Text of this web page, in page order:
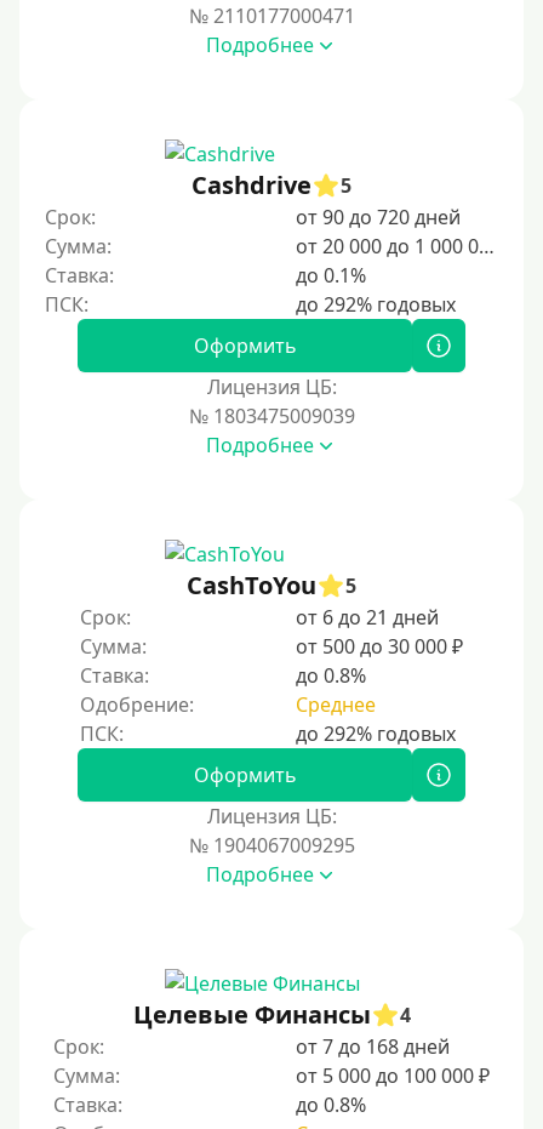
№ 2110177000471
Подробнее
Cashdrive
5
Срок:
от 90 до 720 дней
Сумма:
от 20 000 до 1 000 000 ₽
Ставка:
до 0.1%
Оформить
Лицензия ЦБ:
№ 1803475009039
Подробнее
CashToYou
5
Срок:
от 6 до 21 дней
Сумма:
от 500 до 30 000 ₽
Ставка:
до 0.8%
Одобрение:
Среднее
Оформить
Лицензия ЦБ:
№ 1904067009295
Подробнее
Целевые Финансы
4
Срок:
от 7 до 168 дней
Сумма:
от 5 000 до 100 000 ₽
Ставка:
до 0.8%